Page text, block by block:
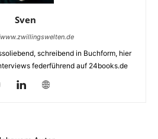
Sven
schreibend in Buchform, hier
federführend auf 24books.de